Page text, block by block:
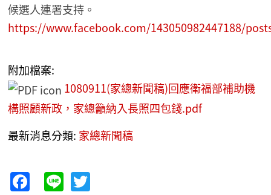
候選人連署支持。
https://www.facebook.com/143050982447188/
附加檔案:
1080911(家總新聞稿)回應衛福部補助機
構照顧新政，家總籲納入長照四包錢.pdf
最新消息分類: 家總新聞稿
Facebook
Line